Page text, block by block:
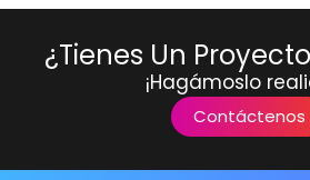
¿Tienes Un
¡Hagámoslo
Contáctenos